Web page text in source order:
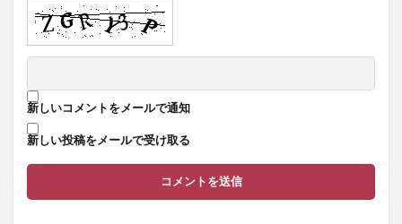
新しいコメントをメールで通知
新しい投稿をメールで受け取る